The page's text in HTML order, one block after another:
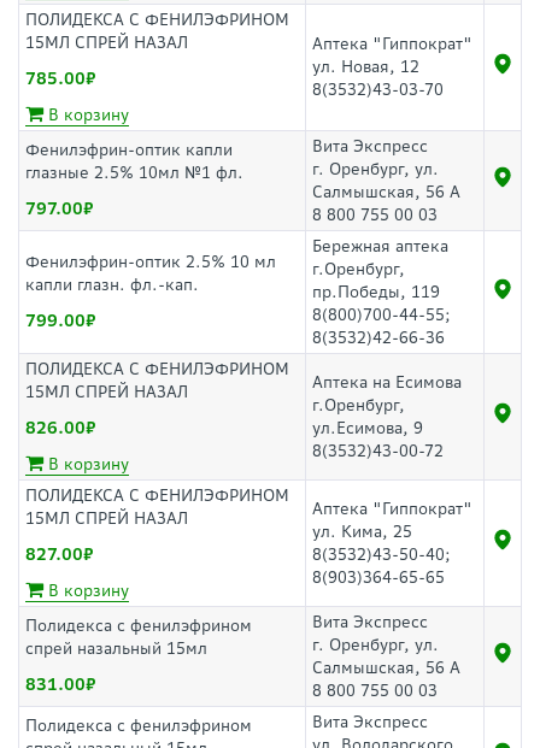
ПОЛИДЕКСА С ФЕНИЛЭФРИНОМ
15МЛ СПРЕЙ НАЗАЛ
785.00
В корзину
Аптека "Гиппократ"
ул. Новая, 12
8(3532)43-03-70
Фенилэфрин-оптик капли
глазные 2.5% 10мл №1 фл.
797.00
Вита Экспресс
г. Оренбург, ул.
Салмышская, 56 А
8 800 755 00 03
Фенилэфрин-оптик 2.5% 10 мл
капли глазн. фл.-кап.
799.00
Бережная аптека
г.Оренбург,
пр.Победы, 119
8(800)700-44-55;
8(3532)42-66-36
ПОЛИДЕКСА С ФЕНИЛЭФРИНОМ
15МЛ СПРЕЙ НАЗАЛ
826.00
В корзину
Аптека на Есимова
г.Оренбург,
ул.Есимова, 9
8(3532)43-00-72
ПОЛИДЕКСА С ФЕНИЛЭФРИНОМ
15МЛ СПРЕЙ НАЗАЛ
827.00
В корзину
Аптека "Гиппократ"
ул. Кима, 25
8(3532)43-50-40;
8(903)364-65-65
Полидекса с фенилэфрином
спрей назальный 15мл
831.00
Вита Экспресс
г. Оренбург, ул.
Салмышская, 56 А
8 800 755 00 03
Полидекса с фенилэфрином
Вита Экспресс